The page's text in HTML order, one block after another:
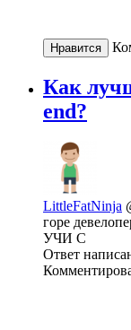
Нравится
Как
end?
LittleFatNinja
горе
УЧИ С
Ответ